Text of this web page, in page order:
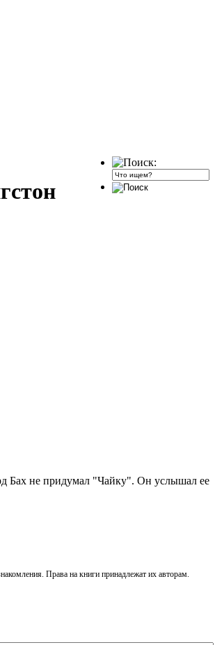
Бах не придумал "Чайку". Он услышал ее
Права на книги принадлежат их авторам.